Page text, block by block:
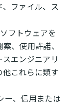
ファイル、ス
フトウェアを
、使用許諾、
エンジニアリ
これらに類す
ー、信用または